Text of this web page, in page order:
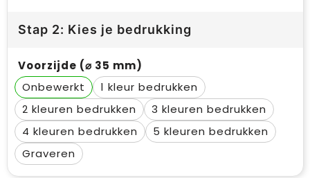
Stap 2: Kies je bedrukking
Voorzijde (⌀ 35 mm)
Onbewerkt
1
2
3
4
5
Graveren